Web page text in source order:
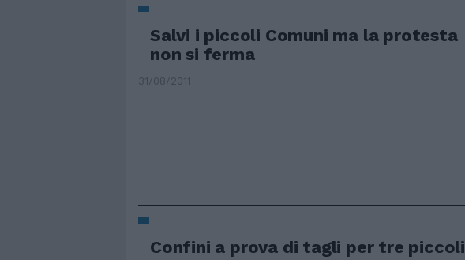
Salvi i piccoli Comuni ma la protesta
non si ferma
31/08/2011
Confini a prova di tagli per tre piccoli